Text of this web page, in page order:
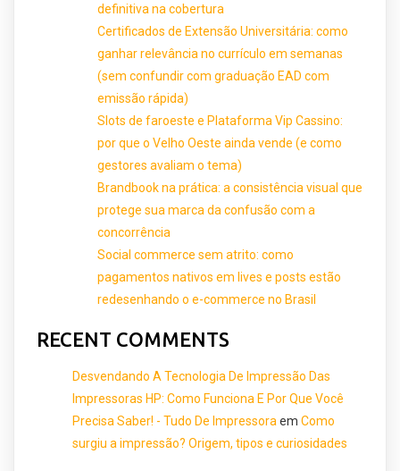
definitiva na cobertura
Certificados de Extensão Universitária: como
ganhar relevância no currículo em semanas
(sem confundir com graduação EAD com
emissão rápida)
Slots de faroeste e Plataforma Vip Cassino:
por que o Velho Oeste ainda vende (e como
gestores avaliam o tema)
Brandbook na prática: a consistência visual que
protege sua marca da confusão com a
concorrência
Social commerce sem atrito: como
pagamentos nativos em lives e posts estão
redesenhando o e-commerce no Brasil
RECENT COMMENTS
Desvendando A Tecnologia De Impressão Das
Impressoras HP: Como Funciona E Por Que Você
Precisa Saber! - Tudo De Impressoraem Como
surgiu a impressão? Origem, tipos e curiosidades